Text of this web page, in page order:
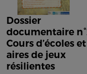
Dossier
documentaire
Cours d’écoles et
aires de jeux
résilientes